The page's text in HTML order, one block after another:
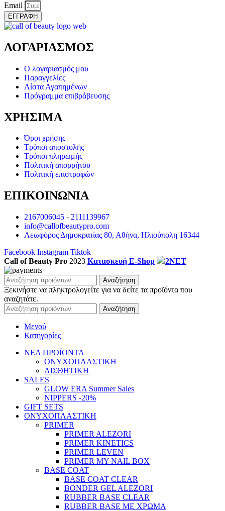
Email
ΕΓΓΡΑΦΗ
ΛΟΓΑΡΙΑΣΜΟΣ
Ο λογαριασμός μου
Παραγγελίες
Λίστα Αγαπημένων
Πρόγραμμα επιβράβευσης
ΧΡΗΣΙΜΑ
Όροι χρήσης
Τρόποι αποστολής
Τρόποι πληρωμής
Πολιτική απορρήτου
Πολιτική επιστροφών
ΕΠΙΚΟΙΝΩΝΙΑ
2167006045 - 2111139967
info@callofbeautypro.com
Λεωφόρος Δημοκρατίας 80, Αθήνα, Ηλιούπολη 16344
Facebook Instagram Tiktok
Call of Beauty Pro 2023 Κατασκευή E-Shop 2NET
Αναζήτηση
Ξεκινήστε να πληκτρολογείτε για να δείτε τα προϊόντα που
αναζητάτε.
Αναζήτηση
Μενού
Κατηγορίες
ΝΕΑ ΠΡΟΪΟΝΤΑ
ΟΝΥΧΟΠΛΑΣΤΙΚΗ
ΑΙΣΘΗΤΙΚΗ
SALES
GLOW ERA Summer Sales
NIPPERS -20%
GIFT SETS
ΟΝΥΧΟΠΛΑΣΤΙΚΗ
PRIMER
PRIMER ALEZORI
PRIMER KINETICS
PRIMER LEVEN
PRIMER MY NAIL BOX
BASE COAT
BASE COAT CLEAR
BONDER GEL ALEZORI
RUBBER BASE CLEAR
RUBBER BASE ΜΕ ΧΡΩΜΑ